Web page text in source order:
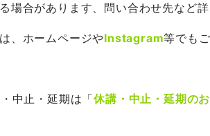
場合があります、問い合わせ先など
、ホームページやInstagram等でも
中止・延期は「休講・中止・延期の